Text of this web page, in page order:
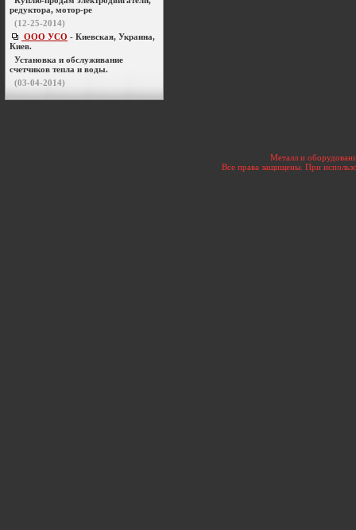
редуктора, мотор-ре
(12-25-2014)
ООО УСО - Киевская, Украина,
Киев.
Установка и обслуживание
счетчиков тепла и воды.
(03-04-2014)
Металл и
Все права защищены. При